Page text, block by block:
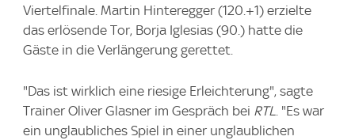
Viertelfinale. Martin Hinteregger (120.+1) erzielte
das erlösende Tor, Borja Iglesias (90.) hatte die
Gäste in die Verlängerung gerettet.
"Das ist wirklich eine riesige Erleichterung", sagte
Trainer Oliver Glasner im Gespräch bei RTL. "Es war
ein unglaubliches Spiel in einer unglaublichen